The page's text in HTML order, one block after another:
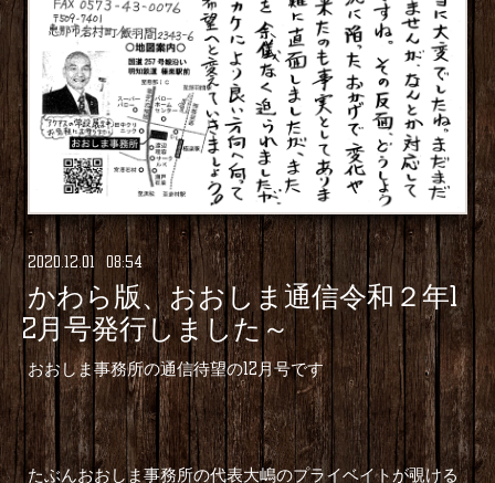
2020 12.01 08:54
かわら版、おおしま通信令和２年1
2月号発行しました～
おおしま事務所の通信待望の12月号です
たぶんおおしま事務所の代表大嶋のプライベイトが覗ける